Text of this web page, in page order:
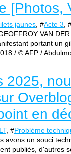
[Photos,
jaunes , #Acte 3 ,
VAN
portant un
/ © AFP /
2025,
en
, #Problème
avons un souci
publiés, d'autres